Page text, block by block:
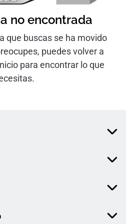
no encontrada
que buscas se ha movido
puedes volver a
para encontrar lo que